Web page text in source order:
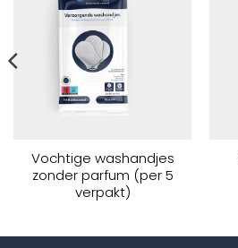
Vochtige washandjes
zonder parfum (per 5
verpakt)